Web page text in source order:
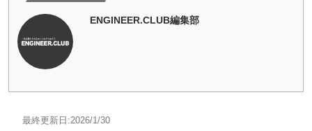
ENGINEER.CLUB編集部
最終更新日:2026/1/30